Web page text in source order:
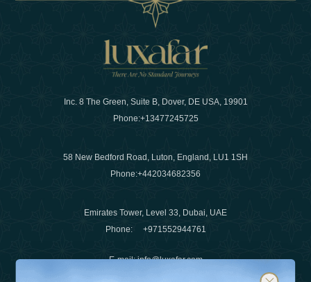
Inc. 8 The Green, Suite B, Dover, DE USA, 19901
Phone:+13477245725
58 New Bedford Road, Luton, England, LU1 1SH
Phone:+442034682356
Emirates Tower, Level 33, Dubai, UAE
Phone: +971552944761
E-mail:info@luxafar.com
Desideri saperne di più sulle ultime tendenze di viaggio?
Iscriviti alla nostra newsletter e rimani aggiornato